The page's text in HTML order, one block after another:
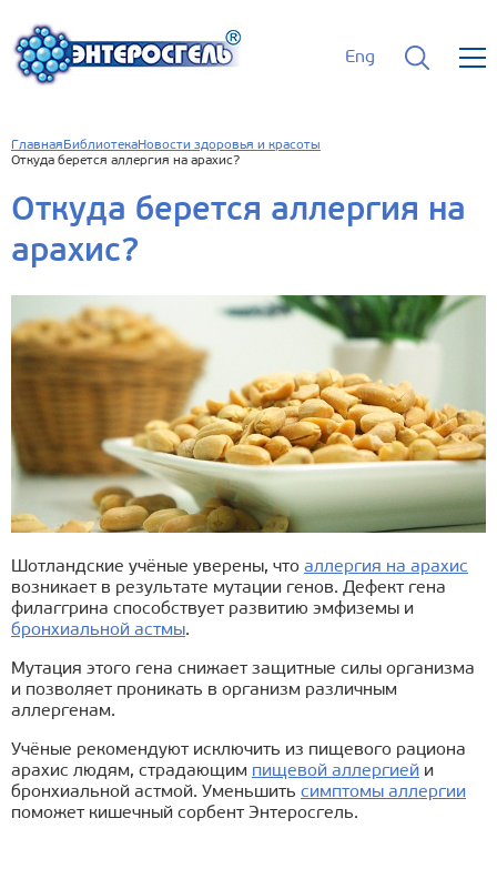
Eng
Главная БиблиотекаНовости здоровья и красоты
Откуда берется аллергия на арахис?
Откуда берется аллергия на
арахис?
Шотландские учёные уверены, что аллергия на арахис
возникает в результате мутации генов. Дефект гена
филаггрина способствует развитию эмфиземы и
бронхиальной астмы.
Мутация этого гена снижает защитные силы организма
и позволяет проникать в организм различным
аллергенам.
Учёные рекомендуют исключить из пищевого рациона
арахис людям, страдающим пищевой аллергией и
бронхиальной астмой. Уменьшить симптомы аллергии
поможет кишечный сорбент Энтеросгель.